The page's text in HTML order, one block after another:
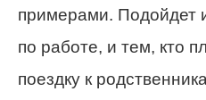
примерами. Подойдет
по работе, и тем, кто
поездку к